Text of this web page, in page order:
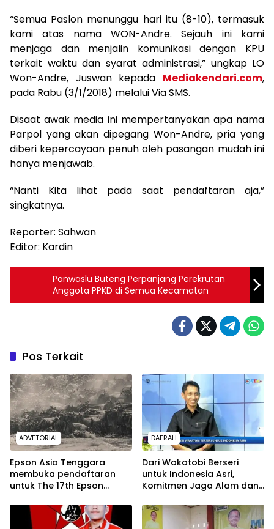
“Semua Paslon menunggu hari itu (8-10), termasuk
kami atas nama WON-Andre. Sejauh ini kami
menjaga dan menjalin komunikasi dengan KPU
terkait waktu dan syarat administrasi,” ungkap LO
Won-Andre, Juswan kepada Mediakendari.com,
pada Rabu (3/1/2018) melalui Via SMS.
Disaat awak media ini mempertanyakan apa nama
Parpol yang akan dipegang Won-Andre, pria yang
diberi kepercayaan penuh oleh pasangan mudah ini
hanya menjawab.
“Nanti Kita lihat pada saat pendaftaran aja,”
singkatnya.
Reporter: Sahwan
Editor: Kardin
Panwaslu Buteng Perpanjang Perekrutan
Anggota PPKD di Semua Kecamatan
Pos Terkait
ADVETORIAL
Epson Asia Tenggara
membuka pendaftaran
untuk The 17th Epson
2026
DAERAH
Dari Wakatobi Berseri
untuk Indonesia Asri,
Komitmen Jaga Alam dan